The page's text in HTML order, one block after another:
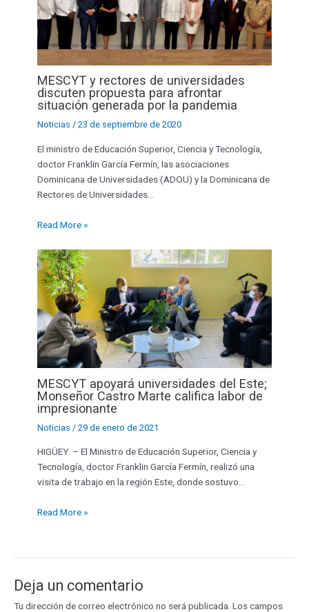
MESCYT y rectores de universidades
discuten propuesta para afrontar
situación generada por la pandemia
Noticias /23 de septiembre de 2020
El ministro de Educación Superior, Ciencia y Tecnología,
doctor Franklin García Fermín, las asociaciones
Dominicana de Universidades (ADOU) y la Dominicana de
Rectores de Universidades…
Read More »
MESCYT apoyará universidades del Este;
Monseñor Castro Marte califica labor de
impresionante
Noticias /29 de enero de 2021
HIGÜEY. – El Ministro de Educación Superior, Ciencia y
Tecnología, doctor Franklin García Fermín, realizó una
visita de trabajo en la región Este, donde sostuvo…
Read More »
Deja un comentario
Tu dirección de correo electrónico no será publicada. Los campos